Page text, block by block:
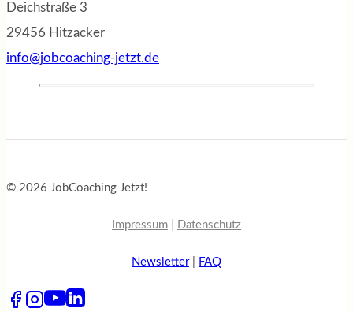
Deichstraße 3
29456 Hitzacker
info@jobcoaching-jetzt.de
© 2026 JobCoaching Jetzt!
Impressum Datenschutz
Newsletter| FAQ